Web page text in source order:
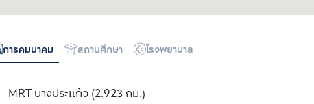
การคมนาคม สถานศึกษา โรงพยาบาล
MRT บางประแก้ว (2.923 กม.)